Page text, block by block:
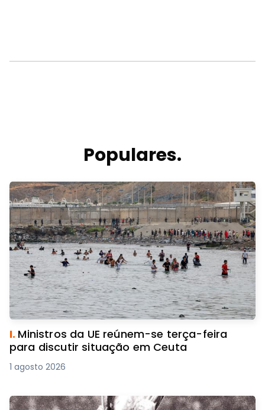
Populares.
I. Ministros da UE reúnem-se terça-feira
para discutir situação em Ceuta
1 agosto 2026